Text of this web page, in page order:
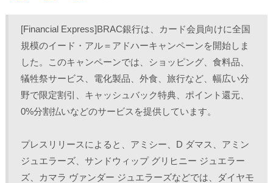
て
T
w
i
e
r
で
共
有
新
ィ
ン
ド
ウ
開
o
o
で
有
す
る
は
ク
ッ
く
だ
い
新
L
n
e
d
n
で
共
(
ウ
ィ
ン
ド
で
て
印
(
し
い
ウ
ィ
ン
ド
で
す
)
[Financial Express]BRAC銀行は、カード会員向けに全国
規模のイード・アル＝アドハーキャンペーンを開始しま
した。このキャンペーンでは、ショッピング、食料品、
犠牲祭サービス、電化製品、外食、旅行など、幅広い分
野で限定割引、キャッシュバック特典、ポイント還元、
0%分割払いなどのサービスを提供しています。
プレスリリースによると、アミシー、D ダマス、アミン
ジュエラーズ、サンドウィップ グリヒニー ジュエラー
ズ、カマラ ヴァンダー ジュエラーズなどでは、ダイヤモ